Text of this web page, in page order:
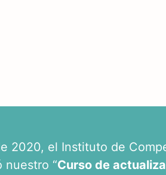
2020, el Instituto de
nuestro “Curso de